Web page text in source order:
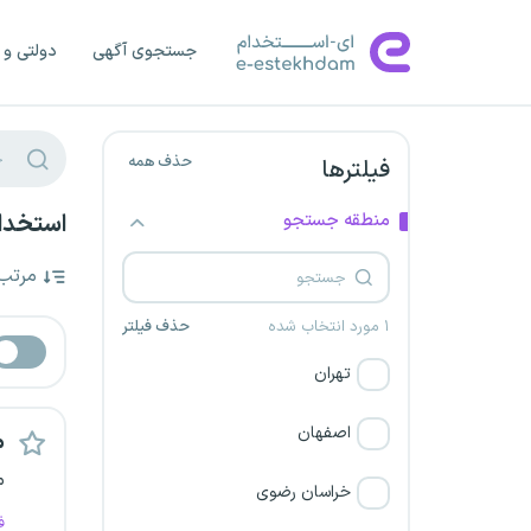
جستجوی آگهی دولتی
فیلترها حذف همه
منطقه جستجو
۱ مورد انتخاب شده حذف فیلتر
تهران
اصفهان
خراسان رضوی